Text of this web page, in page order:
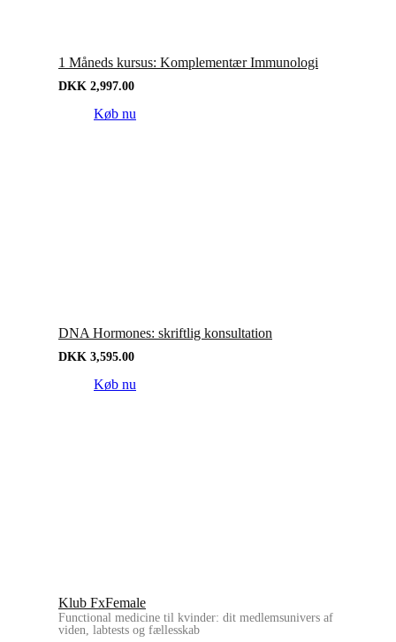
1 Måneds kursus: Komplementær Immunologi
DKK 2,997.00
Køb nu
DNA Hormones: skriftlig konsultation
DKK 3,595.00
Køb nu
Klub FxFemale
Functional medicine til kvinder: dit medlemsunivers af
viden, labtests og fællesskab